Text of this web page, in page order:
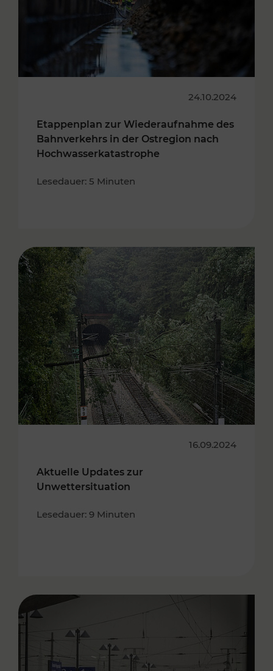
24.10.2024
Etappenplan zur Wiederaufnahme des
Bahnverkehrs in der Ostregion nach
Hochwasserkatastrophe
Lesedauer: 5 Minuten
16.09.2024
Aktuelle Updates zur
Unwettersituation
Lesedauer: 9 Minuten